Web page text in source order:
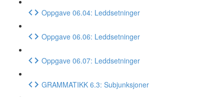
Oppgave 06.04: Leddsetninger
Oppgave 06.06: Leddsetninger
Oppgave 06.07: Leddsetninger
GRAMMATIKK 6.3: Subjunksjoner